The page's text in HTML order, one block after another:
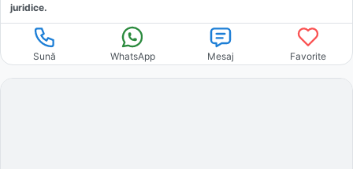
juridice.
Sună WhatsApp Mesaj Favorite